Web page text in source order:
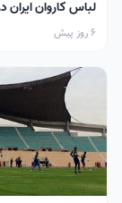
لباس کاروان
6 روز پیش